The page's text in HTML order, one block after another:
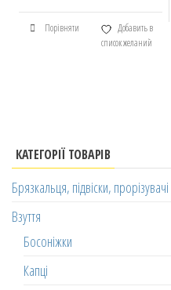
Порівняти
Добавить в
список желаний
КАТЕГОРІЇ ТОВАРІВ
Брязкальця, підвіски, прорізувачі
Взуття
Босоніжки
Капці